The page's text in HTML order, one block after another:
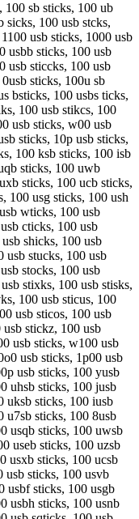
100 sb sticks, 100 ub
sicks, 100 usb stcks,
usb sticks, 1000 usb
usbb sticks, 100 usb
usb sticcks, 100 usb
sticks, 100u sb
bsticks, 100 usbs ticks,
100 usb stikcs, 100
usb sticks, w00 usb
sticks, 10p usb sticks,
100 ksb sticks, 100 isb
sticks, 100 uwb
sticks, 100 ucb sticks,
100 usg sticks, 100 ush
wticks, 100 usb
cticks, 100 usb
shicks, 100 usb
usb stucks, 100 usb
stocks, 100 usb
stixks, 100 usb stisks,
100 usb sticus, 100
usb sticos, 100 usb
stickz, 100 usb
usb sticks, w100 usb
usb sticks, 1p00 usb
usb sticks, 100 yusb
uhsb sticks, 100 jusb
uksb sticks, 100 iusb
u7sb sticks, 100 8usb
usqb sticks, 100 uwsb
useb sticks, 100 uzsb
usxb sticks, 100 ucsb
usb sticks, 100 usvb
usbf sticks, 100 usgb
usbh sticks, 100 usnb